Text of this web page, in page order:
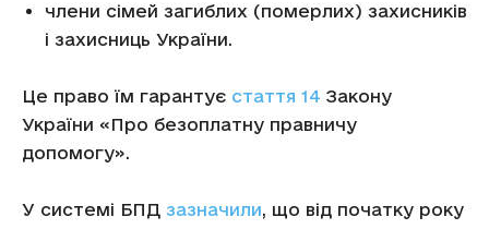
члени сімей загиблих (померлих) захисників
і захисниць України.
Це право їм гарантує стаття 14 Закону
України «Про безоплатну правничу
допомогу».
У системі БПД зазначили, що від початку року